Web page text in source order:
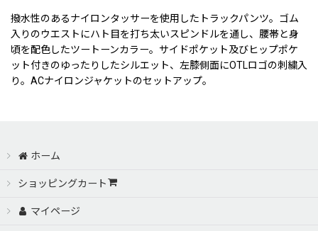
撥水性のあるナイロンタッサーを使用したトラックパンツ。ゴム
入りのウエストにハト目を打ち太いスピンドルを通し、腰帯と身
頃を配色したツートーンカラー。サイドポケット及びヒップポケ
ット付きのゆったりしたシルエット、左膝側面にOTLロゴの刺繍入
り。ACナイロンジャケットのセットアップ。
ホーム
ショッピングカート
マイページ